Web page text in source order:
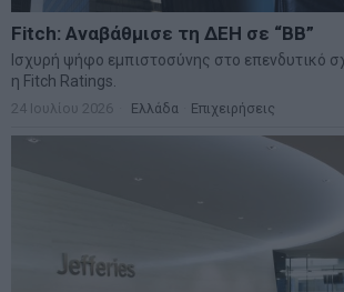
Fitch: Αναβάθμισε τη ΔΕΗ σε “BB”
Ισχυρή ψήφο εμπιστοσύνης στο επενδυτικό
η Fitch Ratings.
24 Ιουλίου 2026 Ελλάδα Επιχειρήσεις